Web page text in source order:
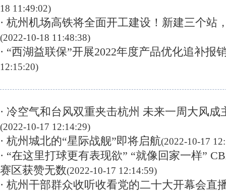
18 11:49:02)
· 杭州机场高铁将全面开工建设！新建三个站
(2022-10-18 11:48:38)
· “西湖益联保”开展2022年度产品优化追补报
12:15:20)
· 冷空气和台风双重夹击杭州 未来一周大风成
(2022-10-17 12:14:29)
· 杭州城北的“星际战舰”即将启航(2022-10-17
· “在这里打球更有表现欲” “就像回家一样”
赛区获赞无数(2022-10-17 12:14:59)
· 杭州干部群众收听收看党的二十大开幕会直